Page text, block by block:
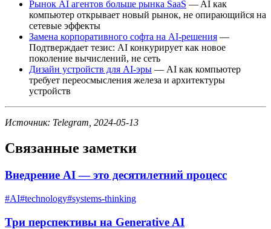
Рынок AI агентов больше рынка SaaS — AI как
компьютер открывает новый рынок, не опирающийся на
сетевые эффекты
Замена корпоративного софта на AI-решения —
Подтверждает тезис: AI конкурирует как новое
поколение вычислений, не сеть
Дизайн устройств для AI-эры — AI как компьютер
требует переосмысления железа и архитектуры
устройств
Источник: Telegram, 2024-05-13
Связанные заметки
Внедрение AI — это десятилетний процесс
#AI#technology#systems-thinking
Три перспективы на Generative AI